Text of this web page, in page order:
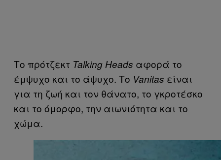
Το πρότζεκτ Talking Heads αφορά το
έμψυχο και το άψυχο. Το Vanitas είναι
για τη ζωή και τον θάνατο, το γκροτέσκο
και το όμορφο, την αιωνιότητα και το
χώμα.